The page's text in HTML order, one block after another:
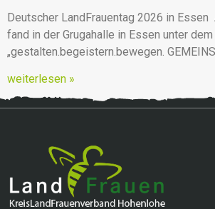
Deutscher LandFrauentag 2026 in Essen
fand in der Grugahalle in Essen unter
„gestalten.begeistern.bewegen.
weiterlesen »